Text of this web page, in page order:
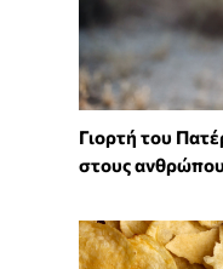
Γιορτή του
στους